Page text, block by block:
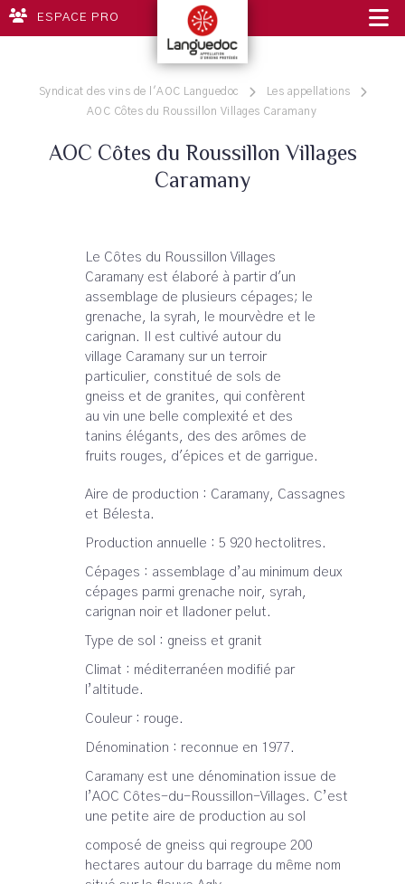
ESPACE PRO
Syndicat des vins de l'AOC Languedoc
Les appellations
AOC Côtes du Roussillon Villages Caramany
AOC Côtes du Roussillon Villages
Caramany
Le Côtes du Roussillon Villages
Caramany est élaboré à partir d'un
assemblage de plusieurs cépages; le
grenache, la syrah, le mourvèdre et le
carignan. Il est cultivé autour du
village Caramany sur un terroir
particulier, constitué de sols de
gneiss et de granites, qui confèrent
au vin une belle complexité et des
tanins élégants, des des arômes de
fruits rouges, d'épices et de garrigue.
Aire de production : Caramany, Cassagnes
et Bélesta.
Production annuelle : 5 920 hectolitres.
Cépages : assemblage d’au minimum deux
cépages parmi grenache noir, syrah,
carignan noir et lladoner pelut.
Type de sol : gneiss et granit
Climat : méditerranéen modifié par
l’altitude.
Couleur : rouge.
Dénomination : reconnue en 1977.
Caramany est une dénomination issue de
l’AOC Côtes-du-Roussillon-Villages. C’est
une petite aire de production au sol
composé de gneiss qui regroupe 200
hectares autour du barrage du même nom